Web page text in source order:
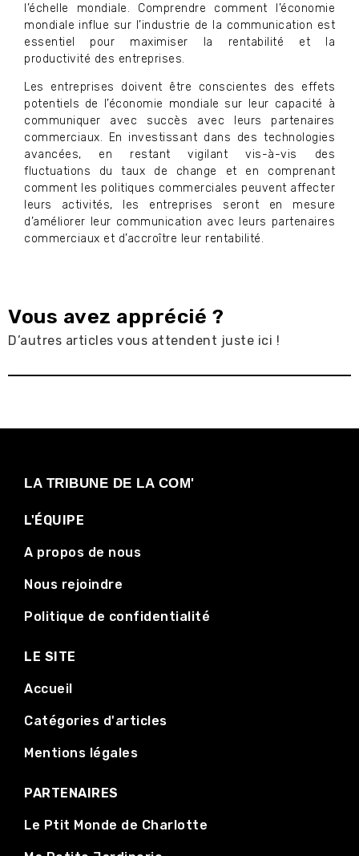
l’échelle mondiale. Comprendre comment l’économie
mondiale influe sur l’industrie de la communication est
essentiel pour maximiser la rentabilité et la
productivité des entreprises.
Les entreprises doivent être conscientes des effets
potentiels de l’économie mondiale sur leur capacité à
communiquer avec succès avec leurs partenaires
commerciaux. En investissant dans des technologies
avancées, en restant vigilant vis-à-vis des
fluctuations du taux de change et en comprenant
comment les politiques commerciales peuvent affecter
leurs activités, les entreprises seront en mesure
d’améliorer leur communication avec leurs partenaires
commerciaux et d’accroître leur rentabilité.
Vous avez apprécié ?
D’autres articles vous attendent juste ici !
LA TRIBUNE DE LA COM'
L'ÉQUIPE
A propos de nous
Nous rejoindre
Politique de confidentialité
LE SITE
Accueil
Catégories d'articles
Mentions légales
PARTENAIRES
Le Ptit Monde de Charlotte